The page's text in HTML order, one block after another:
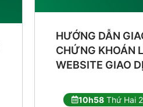
HƯỚNG DẪN
CHỨNG KHOÁN
WEBSITE GIAO
10h58 Thứ Hai